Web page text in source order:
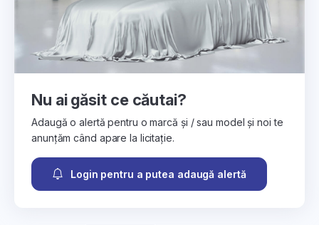
Nu ai găsit ce căutai?
Adaugă o alertă pentru o marcă și / sau model și noi te
anunțăm când apare la licitație.
Login pentru a putea adaugă alertă